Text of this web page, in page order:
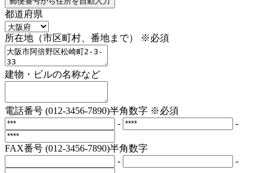
都道府県
所在地（市区町村、番地まで） ※必須
建物・ビルの名称など
電話番号 (012-3456-7890)半角数字 ※必須
-
-
FAX番号 (012-3456-7890)半角数字
-
-